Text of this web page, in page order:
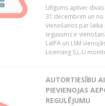
Izlīgums aptver
31.decembrim un no
vienošanos par
ieguvums ir
LaIPA un LSM
Licensing S.L.U
AUTORTIESĪBU
PIEVIENOJAS
REGULĒJUMU